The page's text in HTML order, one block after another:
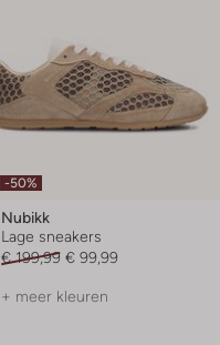
-50%
Nubikk
Lage sneakers
€ 199,99 € 99,99
+ meer kleuren